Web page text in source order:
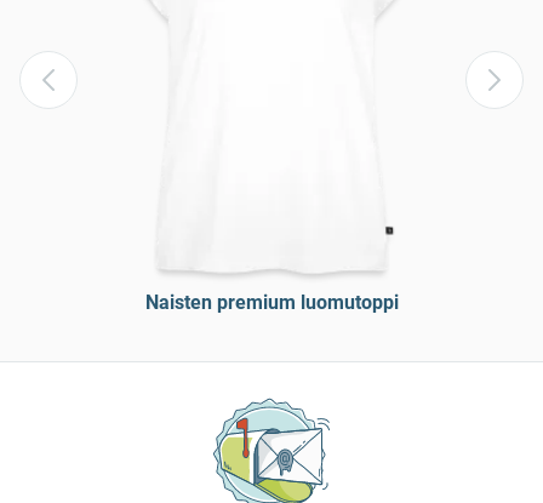
Naisten premium luomutoppi